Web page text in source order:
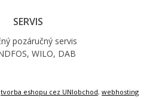
SERVIS
pozáručný servis
WILO, DAB
tvorba eshopu cez UNIobchod, webhosting